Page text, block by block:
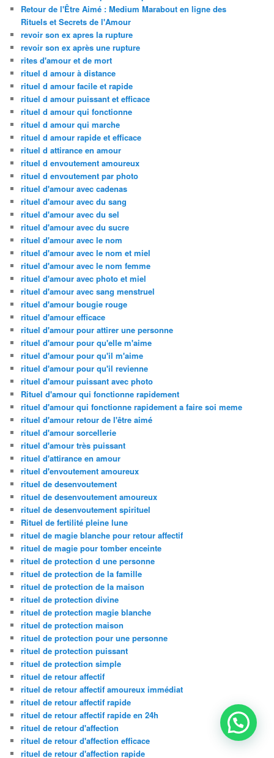
Retour de l'Être Aimé : Medium Marabout en ligne des
Rituels et Secrets de l'Amour
revoir son ex apres la rupture
revoir son ex après une rupture
rites d'amour et de mort
rituel d amour à distance
rituel d amour facile et rapide
rituel d amour puissant et efficace
rituel d amour qui fonctionne
rituel d amour qui marche
rituel d amour rapide et efficace
rituel d attirance en amour
rituel d envoutement amoureux
rituel d envoutement par photo
rituel d'amour avec cadenas
rituel d'amour avec du sang
rituel d'amour avec du sel
rituel d'amour avec du sucre
rituel d'amour avec le nom
rituel d'amour avec le nom et miel
rituel d'amour avec le nom femme
rituel d'amour avec photo et miel
rituel d'amour avec sang menstruel
rituel d'amour bougie rouge
rituel d'amour efficace
rituel d'amour pour attirer une personne
rituel d'amour pour qu'elle m'aime
rituel d'amour pour qu'il m'aime
rituel d'amour pour qu'il revienne
rituel d'amour puissant avec photo
Rituel d'amour qui fonctionne rapidement
rituel d'amour qui fonctionne rapidement a faire soi meme
rituel d'amour retour de l'être aimé
rituel d'amour sorcellerie
rituel d'amour très puissant
rituel d'attirance en amour
rituel d'envoutement amoureux
rituel de desenvoutement
rituel de desenvoutement amoureux
rituel de desenvoutement spirituel
Rituel de fertilité pleine lune
rituel de magie blanche pour retour affectif
rituel de magie pour tomber enceinte
rituel de protection d une personne
rituel de protection de la famille
rituel de protection de la maison
rituel de protection divine
rituel de protection magie blanche
rituel de protection maison
rituel de protection pour une personne
rituel de protection puissant
rituel de protection simple
rituel de retour affectif
rituel de retour affectif amoureux immédiat
rituel de retour affectif rapide
rituel de retour affectif rapide en 24h
rituel de retour d'affection
rituel de retour d'affection efficace
rituel de retour d'affection rapide